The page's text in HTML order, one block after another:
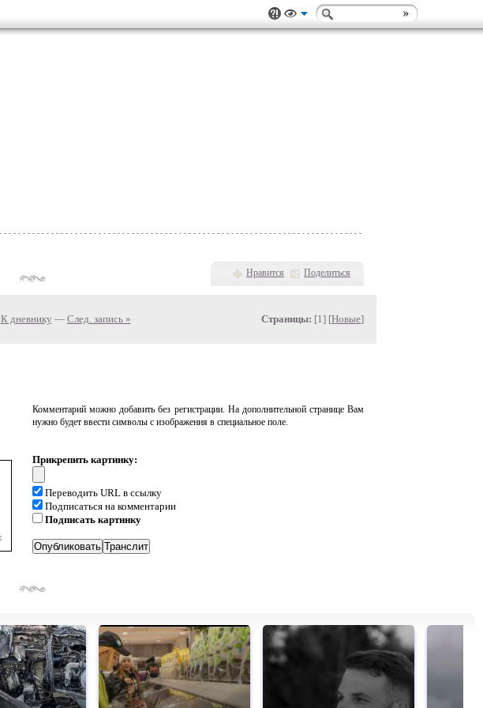
Нравится Поделиться
К дневнику — След. запись » Страницы: [1] [Новые]
Комментарий можно добавить без регистрации. На дополнительной странице Вам
нужно будет ввести символы с изображения в специальное поле.
Прикрепить картинку:
Переводить URL в ссылку
Подписаться на комментарии
Подписать картинку